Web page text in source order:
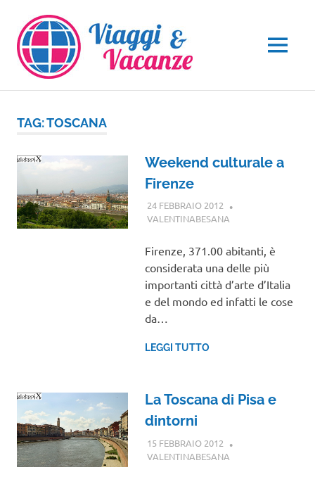
contenuto
MENU
TAG:TOSCANA
Weekend culturale a
Firenze
24 FEBBRAIO 2012
VALENTINABESANATOSCANA
Firenze, 371.00 abitanti, è
considerata una delle più
importanti città d’arte d’Italia
e del mondo ed infatti le cose
da…
LEGGI TUTTO
La Toscana di Pisa e
dintorni
15 FEBBRAIO 2012
VALENTINABESANA